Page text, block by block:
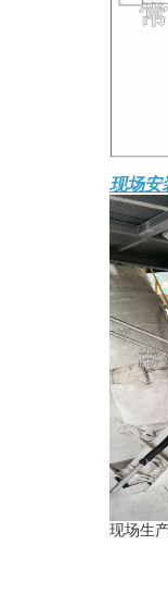
现场安
现场生